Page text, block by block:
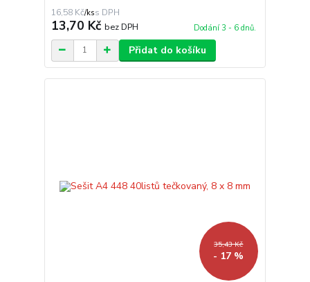
16,58 Kč/ks
13,70 Kč bez DPH Dodání 3 - 6 dnů.
Přidat do košíku
35,43 Kč
- 17 %